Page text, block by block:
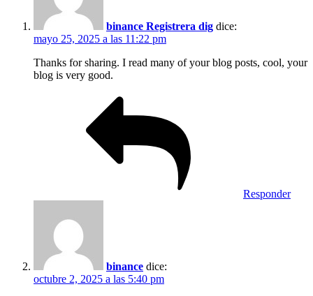
binance Registrera dig dice:
mayo 25, 2025 a las 11:22 pm
Thanks for sharing. I read many of your blog posts, cool, your
blog is very good.
Responder
binance dice:
octubre 2, 2025 a las 5:40 pm